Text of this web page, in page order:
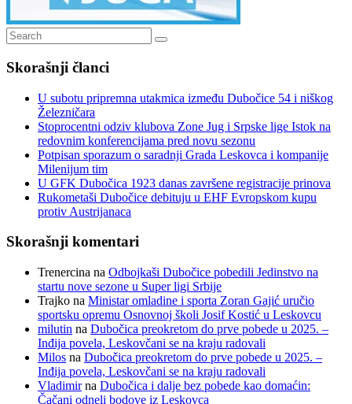
Search
for:
Search
Skorašnji članci
U subotu pripremna utakmica između Dubočice 54 i niškog
Železničara
Stoprocentni odziv klubova Zone Jug i Srpske lige Istok na
redovnim konferencijama pred novu sezonu
Potpisan sporazum o saradnji Grada Leskovca i kompanije
Milenijum tim
U GFK Dubočica 1923 danas završene registracije prinova
Rukometaši Dubočice debituju u EHF Evropskom kupu
protiv Austrijanaca
Skorašnji komentari
Trenercina na Odbojkaši Dubočice pobedili Jedinstvo na
startu nove sezone u Super ligi Srbije
Trajko na Ministar omladine i sporta Zoran Gajić uručio
sportsku opremu Osnovnoj školi Josif Kostić u Leskovcu
milutin na Dubočica preokretom do prve pobede u 2025. –
Inđija povela, Leskovčani se na kraju radovali
Milos na Dubočica preokretom do prve pobede u 2025. –
Inđija povela, Leskovčani se na kraju radovali
Vladimirna Dubočica i dalje bez pobede kao domaćin:
Čačani odneli bodove iz Leskovca